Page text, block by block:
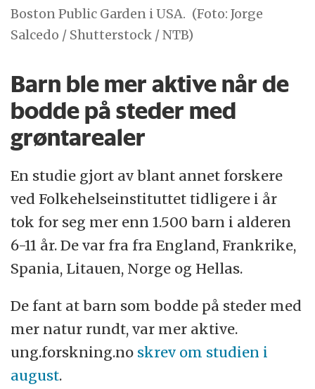
Boston Public Garden i USA. (Foto: Jorge
Salcedo / Shutterstock / NTB)
Barn ble mer aktive når de
bodde på steder med
grøntarealer
En studie gjort av blant annet forskere
ved Folkehelseinstituttet tidligere i år
tok for seg mer enn 1.500 barn i alderen
6-11 år. De var fra fra England, Frankrike,
Spania, Litauen, Norge og Hellas.
De fant at barn som bodde på steder med
mer natur rundt, var mer aktive.
ung.forskning.no skrev om studien i
august.